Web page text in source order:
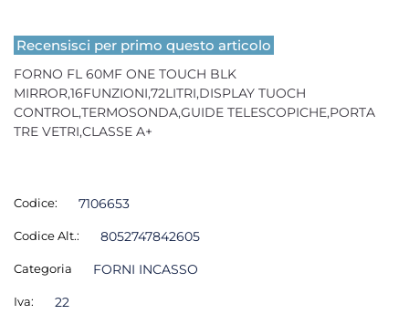
Recensisci per primo questo articolo
FORNO FL 60MF ONE TOUCH BLK
MIRROR,16FUNZIONI,72LITRI,DISPLAY TUOCH
CONTROL,TERMOSONDA,GUIDE TELESCOPICHE,PORTA
TRE VETRI,CLASSE A+
Codice: 7106653
Codice Alt.: 8052747842605
Categoria FORNI INCASSO
Iva: 22